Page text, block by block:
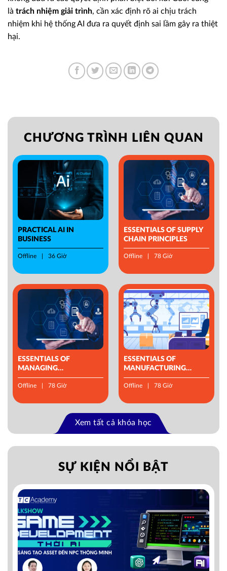
là trách nhiệm giải trình, cần xác định rõ ai chịu trách
nhiệm khi hệ thống AI đưa ra quyết định sai lầm gây ra thiệt
hại.
CHƯƠNG TRÌNH LIÊN QUAN
PRACTICAL AI IN
BUSINESS
Offline 36 Giờ
ESSENTIALS OF SUPPLY
CHAIN PRINCIPLES
Offline 78 Giờ
ESSENTIALS OF
MANAGING
OPERATIONS
Offline 78 Giờ
ESSENTIALS OF
MANUFACTURING
MANAGEMENT
Offline 78 Giờ
Xem tất cả khóa học
SỰ KIỆN NỔI BẬT